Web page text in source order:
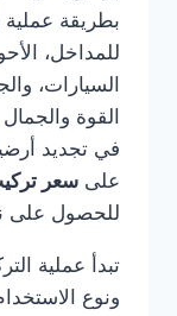
بطريقة عملية
للمداخل،
السيارات،
القوة
في تجديد
على سعر
للحصول على
تبدأ عملية
ونوع